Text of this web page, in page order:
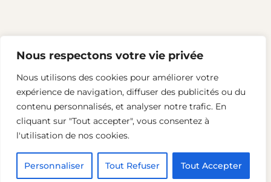
Nous respectons votre vie privée
Nous utilisons des cookies pour améliorer votre
expérience de navigation, diffuser des publicités ou du
contenu personnalisés, et analyser notre trafic. En
cliquant sur "Tout accepter", vous consentez à
l'utilisation de nos cookies.
Personnaliser Tout Refuser Tout Accepter
LinkedIn
2024 – Terrain d’idées